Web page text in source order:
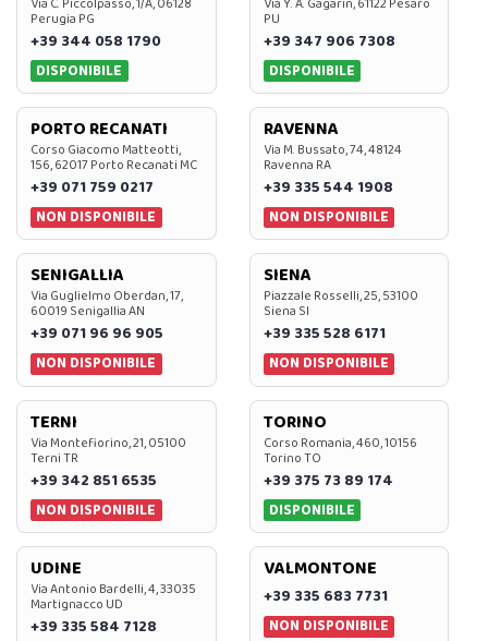
Perugia PG
+39 344 058 1790
DISPONIBILE
PU
+39 347 906 7308
DISPONIBILE
PORTO RECANATI
Corso Giacomo Matteotti,
156, 62017 Porto Recanati MC
+39 071 759 0217
NON DISPONIBILE
RAVENNA
Via M. Bussato, 74, 48124
Ravenna RA
+39 335 544 1908
NON DISPONIBILE
SENIGALLIA
Via Guglielmo Oberdan, 17,
60019 Senigallia AN
+39 071 96 96 905
NON DISPONIBILE
SIENA
Piazzale Rosselli, 25, 53100
Siena SI
+39 335 528 6171
NON DISPONIBILE
TERNI
Via Montefiorino, 21, 05100
Terni TR
+39 342 851 6535
NON DISPONIBILE
TORINO
Corso Romania, 460, 10156
Torino TO
+39 375 73 89 174
DISPONIBILE
UDINE
Via Antonio Bardelli, 4, 33035
Martignacco UD
+39 335 584 7128
VALMONTONE
+39 335 683 7731
NON DISPONIBILE